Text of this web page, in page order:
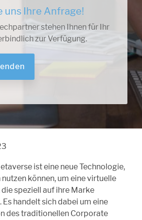
uns Ihre Anfrage!
stehen Ihnen für Ihr
zur Verfügung.
ist eine neue Technologie,
können, um eine virtuelle
speziell auf ihre Marke
handelt sich dabei um eine
des traditionellen Corporate